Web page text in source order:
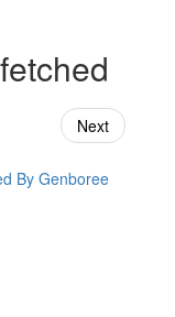
Next
By Genboree